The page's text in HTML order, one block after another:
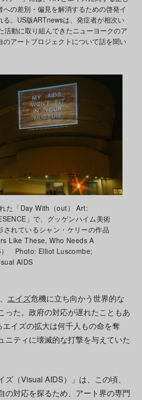
への差別・偏見を解消するための啓発イ
る。US版ARTnewsは、発症者が相次い
活動に取り組んできたニューヨークのア
のアートプロジェクトについて話を聞い
た「Day With（out） Art:
」で、グッゲンハイム美術
されているシャン・ケリーの作品
Like These, Who Needs A
） Photo: Elliot Luscombe;
AIDS
エイズ危機に立ち向かう世界的な
った。政府の対応が遅れたこともあ
エイズの拡大は何千人もの命を奪
ニティに壊滅的な打撃を与えていた
ズ（Visual AIDS）」は、この頃、
の対応を探るため、アート界の専門